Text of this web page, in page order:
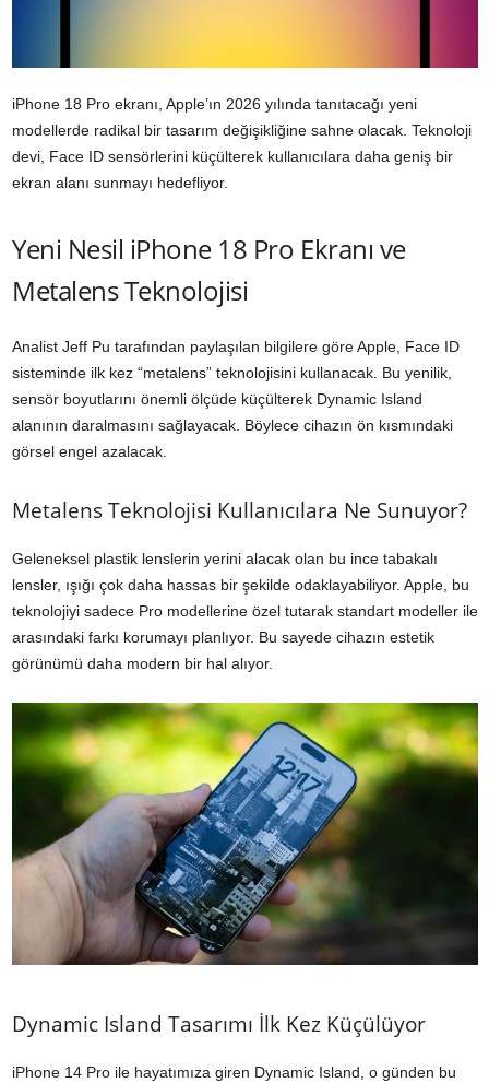
iPhone 18 Pro ekranı, Apple’ın 2026 yılında tanıtacağı yeni
modellerde radikal bir tasarım değişikliğine sahne olacak. Teknoloji
devi, Face ID sensörlerini küçülterek kullanıcılara daha geniş bir
ekran alanı sunmayı hedefliyor.
Yeni Nesil iPhone 18 Pro Ekranı ve
Metalens Teknolojisi
Analist Jeff Pu tarafından paylaşılan bilgilere göre Apple, Face ID
sisteminde ilk kez “metalens” teknolojisini kullanacak. Bu yenilik,
sensör boyutlarını önemli ölçüde küçülterek Dynamic Island
alanının daralmasını sağlayacak. Böylece cihazın ön kısmındaki
görsel engel azalacak.
Metalens Teknolojisi Kullanıcılara Ne Sunuyor?
Geleneksel plastik lenslerin yerini alacak olan bu ince tabakalı
lensler, ışığı çok daha hassas bir şekilde odaklayabiliyor. Apple, bu
teknolojiyi sadece Pro modellerine özel tutarak standart modeller ile
arasındaki farkı korumayı planlıyor. Bu sayede cihazın estetik
görünümü daha modern bir hal alıyor.
Dynamic Island Tasarımı İlk Kez Küçülüyor
iPhone 14 Pro ile hayatımıza giren Dynamic Island, o günden bu